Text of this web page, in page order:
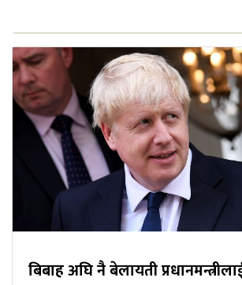
बिबाह अघि नै बेलायती